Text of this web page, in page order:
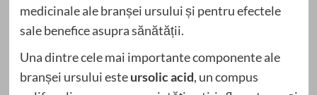
medicinale ale branșei ursului și pentru efectele
sale benefice asupra sănătății.
Una dintre cele mai importante componente ale
branșei ursului esteursolic acid, un compus